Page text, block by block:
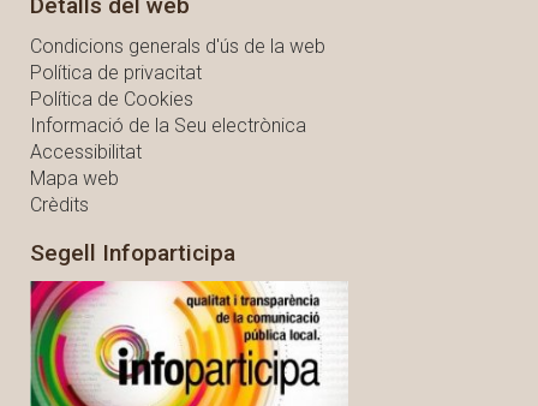
Condicions generals d'ús de la web
Política de privacitat
Política de Cookies
Informació de la Seu electrònica
Accessibilitat
Mapa web
Crèdits
Segell Infoparticipa